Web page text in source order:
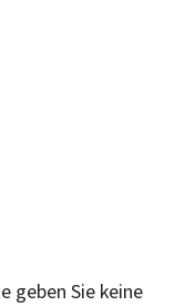
geben Sie keine